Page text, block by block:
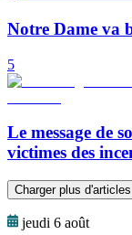
Notre Dame va
5
Le message de
victimes des
Charger plus d'articles
jeudi 6 août